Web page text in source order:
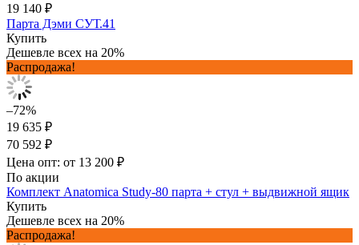
19 140 ₽
Парта Дэми СУТ.41
Купить
Дешевле всех на 20%
Распродажа!
–72%
19 635 ₽
70 592 ₽
Цена опт: от 13 200 ₽
По акции
Комплект Anatomica Study-80 парта + стул + выдвижной ящик
Купить
Дешевле всех на 20%
Распродажа!